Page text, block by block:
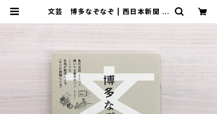
文芸 博多なぞなぞ | 西日本新聞 オ